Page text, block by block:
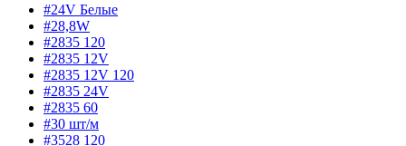
#24V Белые
#28,8W
#2835 120
#2835 12V
#2835 12V 120
#2835 24V
#2835 60
#30 шт/м
#3528 120